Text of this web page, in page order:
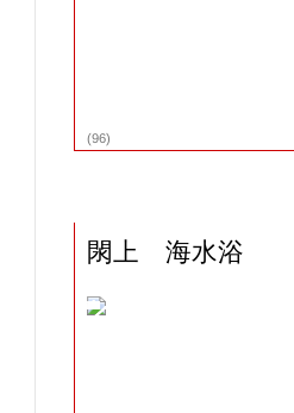
(96)
閖上 海水浴